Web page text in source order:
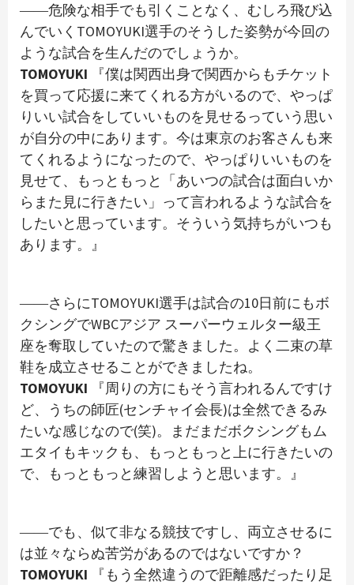
――危険な相手でも引くことなく、むしろ飛び込
んでいくTOMOYUKI選手のそうした姿勢が今回の
ような試合を生んだのでしょうか。
TOMOYUKI 『僕は関西出身で関西からもチケット
を買って応援に来てくれる方がいるので、やっぱ
りいい試合をしていいものを見せるっていう思い
が自分の中にあります。今は東京のお客さんも来
てくれるようになったので、やっぱりいいものを
見せて、もっともっと「あいつの試合は面白いか
らまた見に行きたい」って言われるような試合を
したいと思っています。そういう気持ちがいつも
あります。』
――さらにTOMOYUKI選手は試合の10日前にもボ
クシングでWBCアジア スーパーウェルター級王
座を奪取していたので驚きました。よく二束の草
鞋を成立させることができましたね。
TOMOYUKI 『周りの方にもそう言われるんですけ
ど、うちの師匠(センチャイ会長)は全然できるみ
たいな感じなので(笑)。まだまだボクシングもム
エタイもキックも、もっともっと上に行きたいの
で、もっともっと練習しようと思います。』
――でも、似て非なる競技ですし、両立させるに
は並々ならぬ苦労があるのではないですか？
TOMOYUKI 『もう全然違うので距離感だったり足